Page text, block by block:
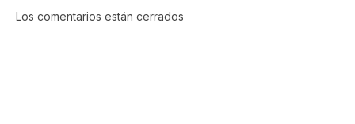
Los comentarios están cerrados